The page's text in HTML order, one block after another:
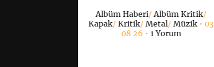
Albüm Haberi/Albüm Kritik/
Kapak/ Kritik/Metal/Müzik• 03
08 26 •1 Yorum